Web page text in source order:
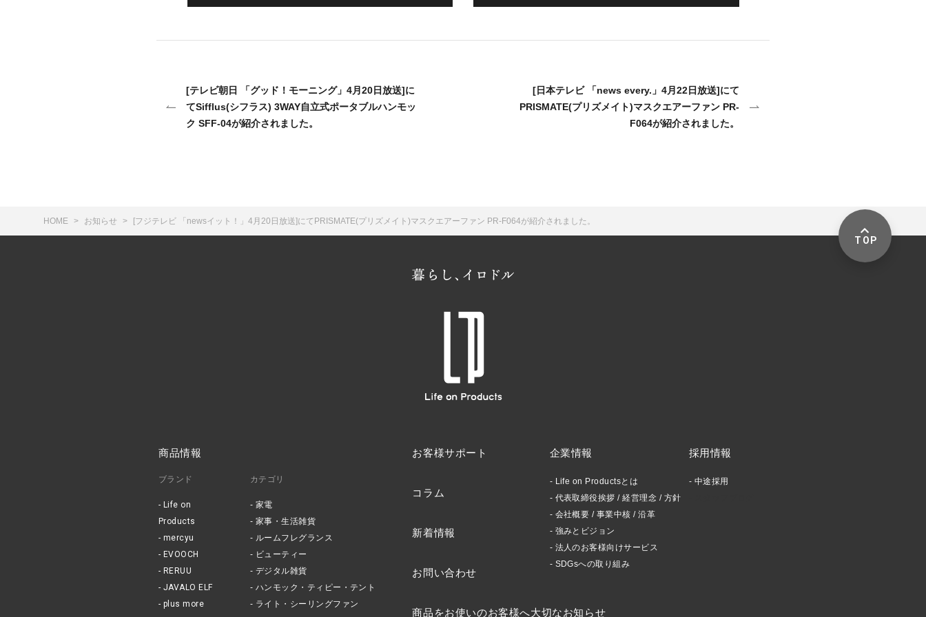
[テレビ朝日 「グッド！モーニング」4月20日放送]に
てSifflus(シフラス) 3WAY自立式ポータブルハンモッ
ク SFF-04が紹介されました。
[日本テレビ 「news every.」4月22日放送]にて
PRISMATE(プリズメイト)マスクエアーファン PR-
F064が紹介されました。
HOME お知らせ [フジテレビ 「newsイット！」4月20日放送]にてPRISMATE(プリズメイト)マスクエアーファン PR-F064が紹介されました。
TOP
商品情報
ブランド
Life on
Products
mercyu
EVOOCH
RERUU
JAVALO ELF
plus more
カテゴリ
家電
家事・生活雑貨
ルームフレグランス
ビューティー
デジタル雑貨
ハンモック・ティピー・テント
ライト・シーリングファン
お客様サポート
コラム
新着情報
お問い合わせ
商品をお使いのお客様へ大切なお知らせ
企業情報
Life on Productsとは
代表取締役挨拶 / 経営理念 / 方針
会社概要 / 事業中核 / 沿革
強みとビジョン
法人のお客様向けサービス
SDGsへの取り組み
採用情報
中途採用